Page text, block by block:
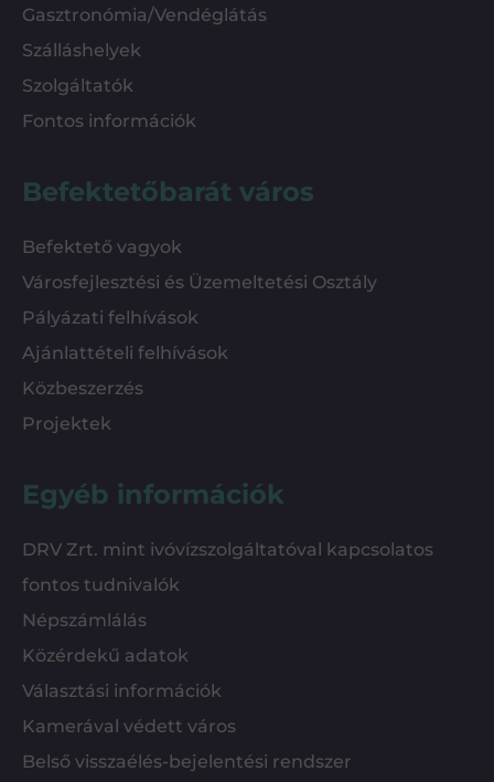
Gasztronómia/Vendéglátás
Szálláshelyek
Szolgáltatók
Fontos információk
Befektetőbarát város
Befektető vagyok
Városfejlesztési és Üzemeltetési Osztály
Pályázati felhívások
Ajánlattételi felhívások
Közbeszerzés
Projektek
Egyéb információk
DRV Zrt. mint ivóvízszolgáltatóval kapcsolatos
fontos tudnivalók
Népszámlálás
Közérdekű adatok
Választási információk
Kamerával védett város
Belső visszaélés-bejelentési rendszer